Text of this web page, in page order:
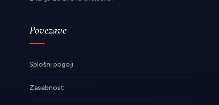
Povezave
Splošni pogoji
Zasebnost